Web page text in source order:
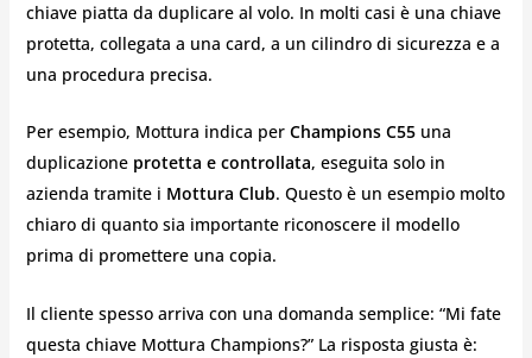
chiave piatta da duplicare al volo. In molti casi è una chiave
protetta, collegata a una card, a un cilindro di sicurezza e a
una procedura precisa.
Per esempio, Mottura indica per Champions C55una
duplicazione protetta e controllata, eseguita solo in
azienda tramite i Mottura Club. Questo è un esempio molto
chiaro di quanto sia importante riconoscere il modello
prima di promettere una copia.
Il cliente spesso arriva con una domanda semplice: “Mi fate
questa chiave Mottura Champions?” La risposta giusta è: